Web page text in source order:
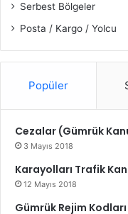
Serbest Bölgeler
Posta / Kargo / Yolcu
Popüler
Cezalar (Gümrük
3 Mayıs 2018
Karayolları Trafik
12 Mayıs 2018
Gümrük Rejim Kodları